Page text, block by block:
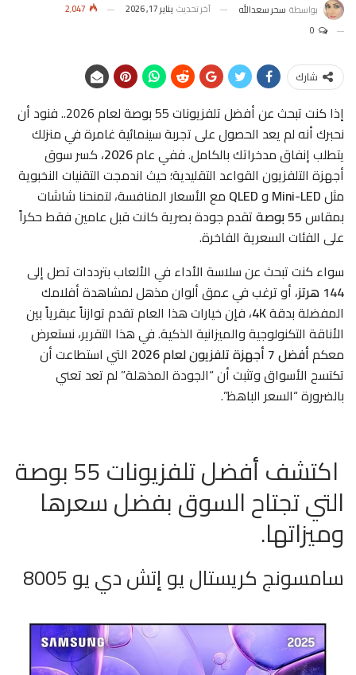
بواسطة سحر سعدالله آخر تحديث يناير 17, 2026
شارك
إذا كنت تبحث عن أفضل تلفزيونات 55 بوصة لعام 2026.. فنود أن
نحبرك أنه لم يعد الحصول على تجربة سينمائية غامرة في منزلك
يتطلب إنفاق مدخراتك بالكامل. ففي عام2026، كسر سوق
أجهزة التلفزيون القواعد التقليدية؛ حيث اندمجت التقنيات النخبوية
مثلMini-LED وQLED مع الأسعار المنافسة، لتمنحنا شاشات
بمقاس55 بوصة
تقدم جودة بصرية كانت قبل عامين فقط حكراً
على الفئات السعرية الفاخرة.
سواء كنت تبحث عن سلاسة الأداء في الألعاب بترددات تصل إلى
144 هرتز
، أو ترغب في عمق ألوان مذهل لمشاهدة أفلامك
المفضلة بدقة4K، فإن خيارات هذا العام تقدم توازناً عبقرياً بين
الأناقة التكنولوجية والميزانية الذكية. في هذا التقرير، نستعرض
معكمأفضل 7 أجهزة تلفزيون لعام 2026
التي استطاعت أن
تكتسح الأسواق وتثبت أن “الجودة المذهلة” لم تعد تعني
بالضرورة “السعر الباهظ”.
اكتشف أفضل تلفزيونات 55 بوصة
التي تجتاح السوق بفضل سعرها
وميزاتها.
سامسونج كريستال يو إتش دي يو 8005